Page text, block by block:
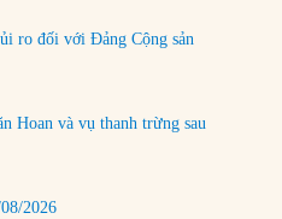
ro đối với Đảng Cộng sản
Hoan và vụ thanh trừng sau
2026